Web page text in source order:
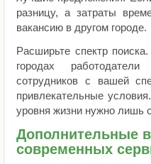
разницу, а затраты
вакансию в другом городе.
Расширьте спектр
городах
сотрудников с вашей
привлекательные
уровня жизни нужно лишь
Дополнительные
современных